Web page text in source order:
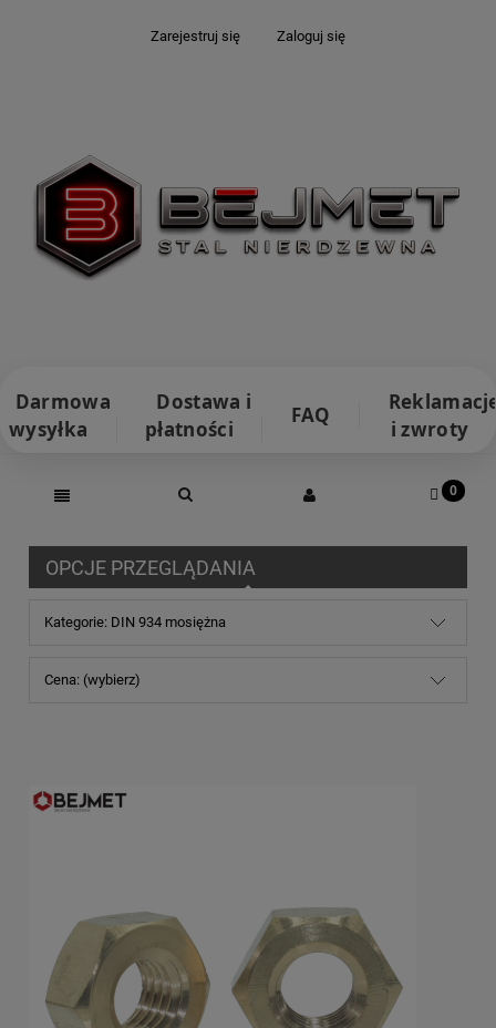
Zarejestruj się Zaloguj się
Darmowa
wysyłka
Dostawa i
płatności
FAQ
i zwroty
OPCJE PRZEGLĄDANIA
Kategorie: DIN 934 mosiężna
Cena: (wybierz)